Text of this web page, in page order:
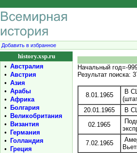
Добавить в избранное
history.xsp.ru
• Австралия
• Австрия
• Азия
• Арабы
• Африка
•
Болгария
•
Великобритания
•
Византия
•
Германия
•
Голландия
•
Греция
Начальный год=-
Результат поиска:
8.01.1965
В
20.01.1965
В
02.1965
7.02.1965